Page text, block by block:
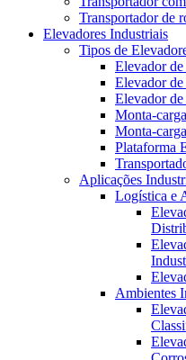
Transportador de
Elevadores Industriais
Tipos de
Elevador
Elevador
Elevador
Monta-
Monta-
Plataforma
Aplicações
Logística e
Ambientes